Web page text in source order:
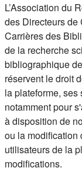
L’Association du
des Directeurs de
Carrières des
de la recherche
bibliographique
réservent le droit
la plateforme,
notamment pour
à disposition de
ou la modification
utilisateurs de la
modifications.